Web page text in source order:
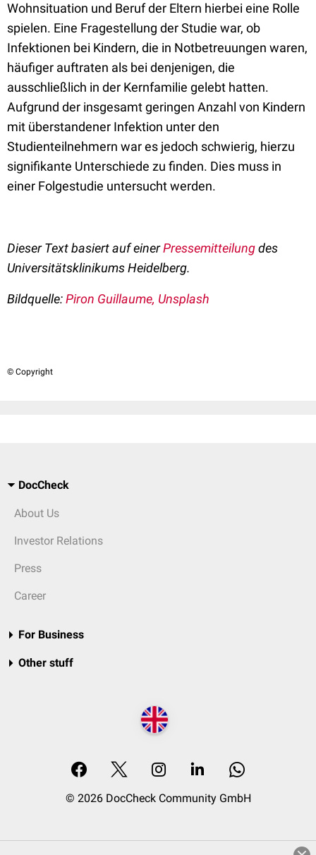
Wohnsituation und Beruf der Eltern hierbei eine Rolle
spielen. Eine Fragestellung der Studie war, ob
Infektionen bei Kindern, die in Notbetreuungen waren,
häufiger auftraten als bei denjenigen, die
ausschließlich in der Kernfamilie gelebt hatten.
Aufgrund der insgesamt geringen Anzahl von Kindern
mit überstandener Infektion unter den
Studienteilnehmern war es jedoch schwierig, hierzu
signifikante Unterschiede zu finden. Dies muss in
einer Folgestudie untersucht werden.
Dieser Text basiert auf einerPressemitteilungdes
Universitätsklinikums Heidelberg.
Bildquelle:Piron Guillaume, Unsplash
© Copyright
DocCheck
About Us
Investor Relations
Press
Career
For Business
Other stuff
© 2026 DocCheck Community GmbH